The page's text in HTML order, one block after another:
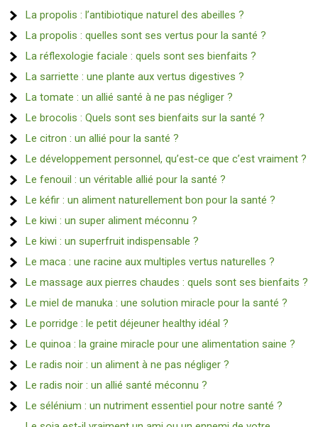
La propolis : l’antibiotique naturel des abeilles ?
La propolis : quelles sont ses vertus pour la santé ?
La réflexologie faciale : quels sont ses bienfaits ?
La sarriette : une plante aux vertus digestives ?
La tomate : un allié santé à ne pas négliger ?
Le brocolis : Quels sont ses bienfaits sur la santé ?
Le citron : un allié pour la santé ?
Le développement personnel, qu’est-ce que c’est vraiment ?
Le fenouil : un véritable allié pour la santé ?
Le kéfir : un aliment naturellement bon pour la santé ?
Le kiwi : un super aliment méconnu ?
Le kiwi : un superfruit indispensable ?
Le maca : une racine aux multiples vertus naturelles ?
Le massage aux pierres chaudes : quels sont ses bienfaits ?
Le miel de manuka : une solution miracle pour la santé ?
Le porridge : le petit déjeuner healthy idéal ?
Le quinoa : la graine miracle pour une alimentation saine ?
Le radis noir : un aliment à ne pas négliger ?
Le radis noir : un allié santé méconnu ?
Le sélénium : un nutriment essentiel pour notre santé ?